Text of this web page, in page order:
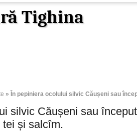
Tighina
» În pepiniera ocolului silvic Căușeni sau
silvic Căușeni sau
și salcîm.